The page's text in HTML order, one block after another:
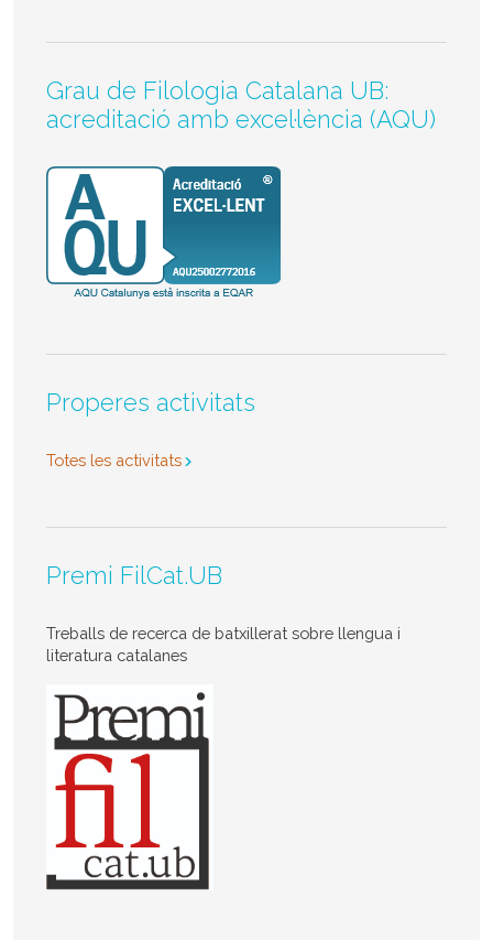
Grau de Filologia Catalana UB:
acreditació amb excel·lència (AQU)
Properes activitats
Totes les activitats
Premi FilCat.UB
Treballs de recerca de batxillerat sobre llengua i
literatura catalanes